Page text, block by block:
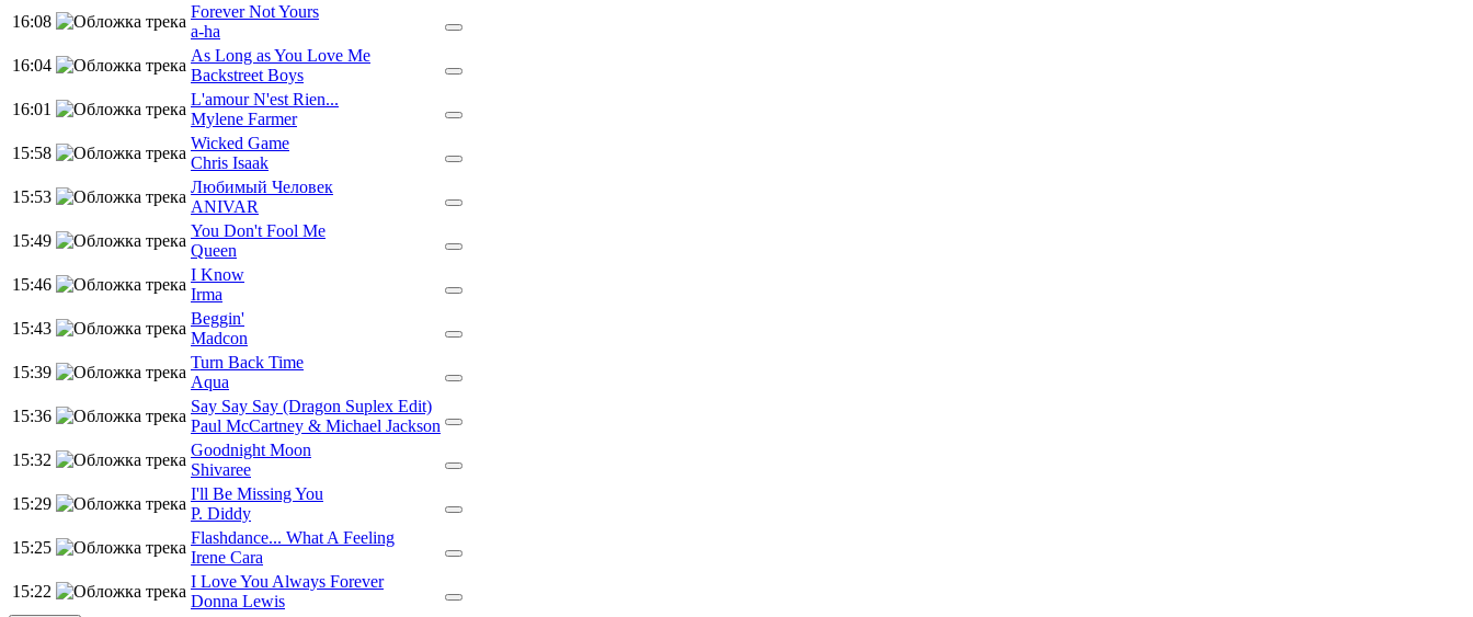
16:08
Forever Not Yours
a-ha
16:04
As Long as You Love Me
Backstreet Boys
16:01
L'amour N'est Rien...
Mylene Farmer
15:58
Wicked Game
Chris Isaak
15:53
Любимый Человек
ANIVAR
15:49
You Don't Fool Me
Queen
15:46
I Know
Irma
15:43
Beggin'
Madcon
15:39
Turn Back Time
Aqua
15:36
Say Say Say (Dragon Suplex Edit)
Paul McCartney & Michael Jackson
15:32
Goodnight Moon
Shivaree
15:29
I'll Be Missing You
P. Diddy
15:25
Flashdance... What A Feeling
Irene Cara
15:22
I Love You Always Forever
Donna Lewis